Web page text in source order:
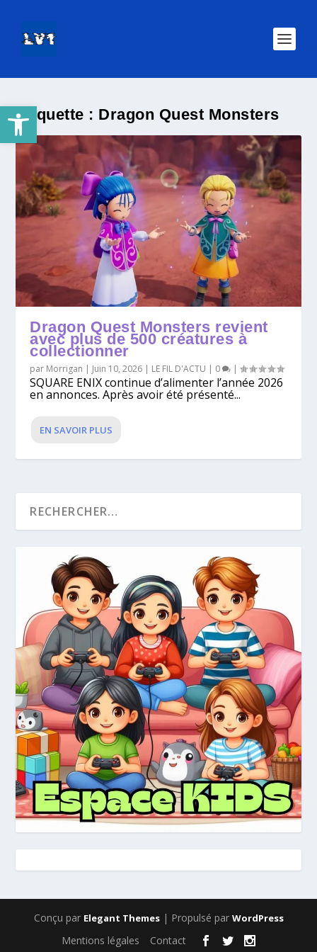
Ouvrir la barre d’outilsÉtiquette : Dragon Quest Monsters
Dragon Quest Monsters revient
avec plus de 500 créatures à
collectionner
par Morrigan | Juin 10, 2026 | LE FIL D'ACTU | 0 |
SQUARE ENIX continue d’alimenter l’année 2026
en annonces. Après avoir été présenté...
EN SAVOIR PLUS
Conçu par Elegant Themes| Propulsé par WordPress
Mentions légales Contact